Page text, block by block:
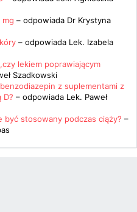
– odpowiada Dr Krystyna
– odpowiada Lek. Izabela
lekiem poprawiającym
Szadkowski
z suplementami z
D? – odpowiada Lek. Paweł
stosowany podczas ciąży? –